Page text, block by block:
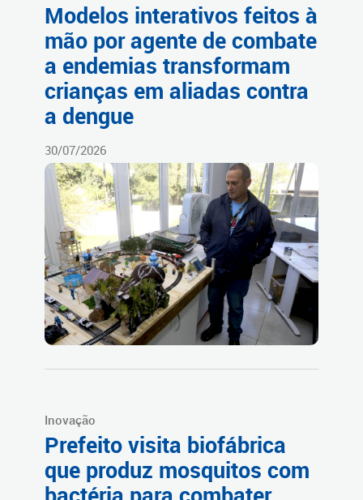
Modelos interativos feitos à
mão por agente de combate
a endemias transformam
crianças em aliadas contra
a dengue
30/07/2026
Inovação
Prefeito visita biofábrica
que produz mosquitos com